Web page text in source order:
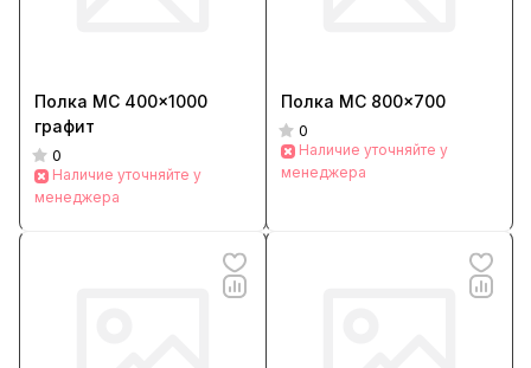
Полка МС 400x1000
графит
0
Наличие уточняйте у
менеджера
Полка МС 800x700
0
Наличие уточняйте у
менеджера